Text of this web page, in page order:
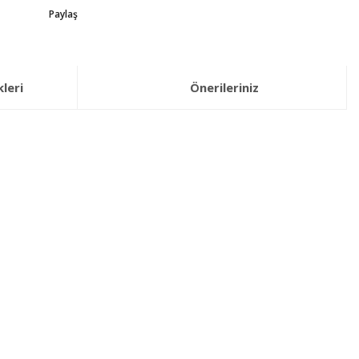
Paylaş
Önerileriniz